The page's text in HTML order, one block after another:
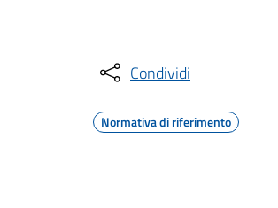
Condividi
Normativa di riferimento